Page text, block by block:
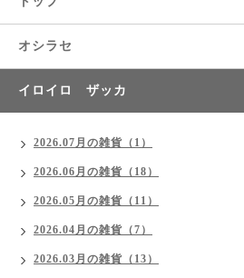
オシラセ
イロイロ ザッカ
2026.07月の雑貨（1）
2026.06月の雑貨（18）
2026.05月の雑貨（11）
2026.04月の雑貨（7）
2026.03月の雑貨（13）